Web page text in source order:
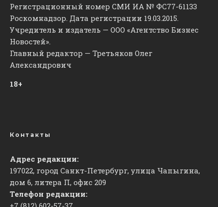
Регистрационный номер СМИ ИА № ФС77-61133
Роскомнадзор. Дата регистрации 19.03.2015.
Учредитель и издатель — ООО «Агентство Бизнес
Новостей».
Главный редактор — Третьяков Олег
Александрович
18+
Контакты
Адрес редакции:
197022, город Санкт-Петербург, улица Чапыгина,
дом 6, литера П, офис 209
Телефон редакции: